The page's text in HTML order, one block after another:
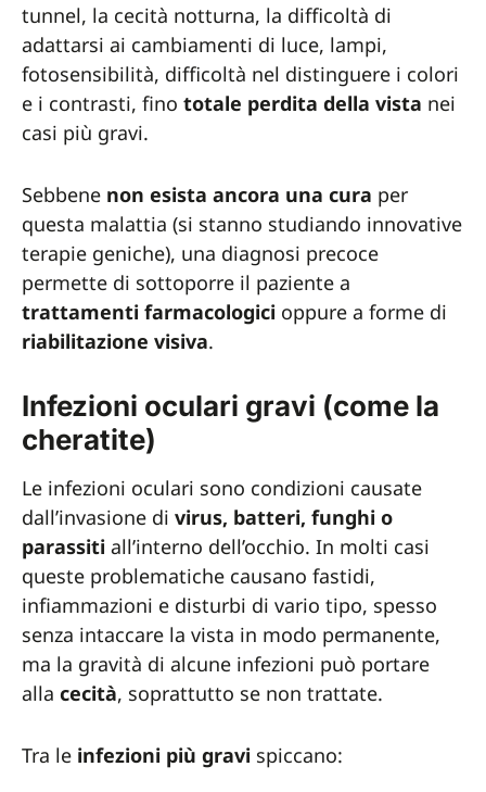
tunnel, la cecità notturna, la difficoltà di
adattarsi ai cambiamenti di luce, lampi,
fotosensibilità, difficoltà nel distinguere i colori
e i contrasti, fino totale perdita della vista nei
casi più gravi.
Sebbene non esista ancora una cura per
questa malattia (si stanno studiando innovative
terapie geniche), una diagnosi precoce
permette di sottoporre il paziente a
trattamenti farmacologici oppure a forme di
riabilitazione visiva.
Infezioni oculari gravi (come la
cheratite)
Le infezioni oculari sono condizioni causate
dall’invasione di virus, batteri, funghi o
parassiti all’interno dell’occhio. In molti casi
queste problematiche causano fastidi,
infiammazioni e disturbi di vario tipo, spesso
senza intaccare la vista in modo permanente,
ma la gravità di alcune infezioni può portare
alla cecità, soprattutto se non trattate.
Tra le infezioni più gravi spiccano: